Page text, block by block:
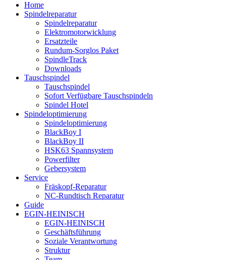
Home
Spindelreparatur
Spindelreparatur
Elektromotorwicklung
Ersatzteile
Rundum-Sorglos Paket
SpindleTrack
Downloads
Tauschspindel
Tauschspindel
Sofort Verfügbare Tauschspindeln
Spindel Hotel
Spindeloptimierung
Spindeloptimierung
BlackBoy I
BlackBoy II
HSK63 Spannsystem
Powerfilter
Gebersystem
Service
Fräskopf-Reparatur
NC-Rundtisch Reparatur
Guide
EGIN-HEINISCH
EGIN-HEINISCH
Geschäftsführung
Soziale Verantwortung
Struktur